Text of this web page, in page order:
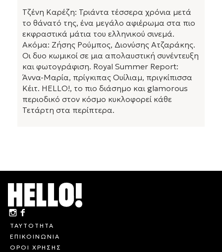
Τζένη Καρέζη: Τριάντα τέσσερα χρόνια μετά
το θάνατό της, ένα μεγάλο αφιέρωμα στα πιο
εκφραστικά μάτια του ελληνικού σινεμά.
Ακόμα: Ζήσης Ρούμπος, Διονύσης Ατζαράκης.
Οι δυο κωμικοί σε μια απολαυστική συνέντευξη
και φωτογράφιση. Royal Summer Report:
Άννα-Μαρία, πρίγκιπας Ουίλιαμ, πριγκίπισσα
Κέιτ. HELLO!, το πιο διάσημο και glamorous
περιοδικό στον κόσμο κυκλοφορεί κάθε
Τετάρτη στα περίπτερα.
ΤΑΥΤΟΤΗΤΑ
ΕΠΙΚΟΙΝΩΝΙΑ
ΟΡΟΙ ΧΡΗΣΗΣ